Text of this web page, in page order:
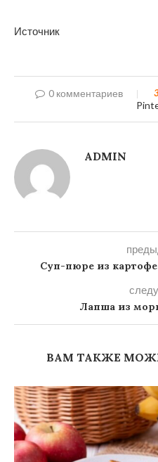
Источник
0 комментариев
ADMIN
Суп-пюре из
Лапша из
ВАМ ТАКЖЕ